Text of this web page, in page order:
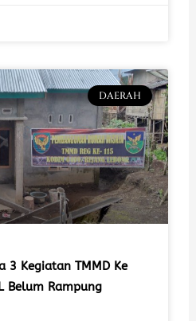
DAERAH
3 Kegiatan TMMD Ke
Belum Rampung